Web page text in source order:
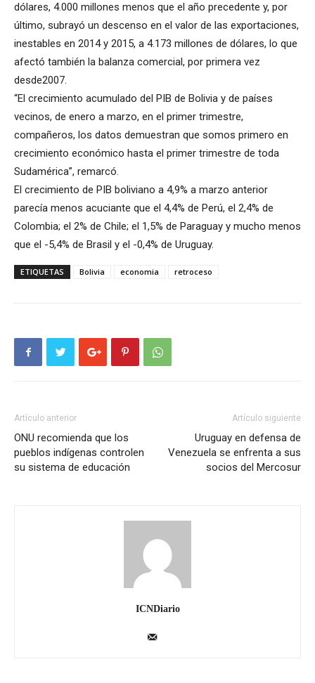
dólares, 4.000 millones menos que el año precedente y, por
último, subrayó un descenso en el valor de las exportaciones,
inestables en 2014 y 2015, a 4.173 millones de dólares, lo que
afectó también la balanza comercial, por primera vez
desde2007.
“El crecimiento acumulado del PIB de Bolivia y de países
vecinos, de enero a marzo, en el primer trimestre,
compañeros, los datos demuestran que somos primero en
crecimiento económico hasta el primer trimestre de toda
Sudamérica”, remarcó.
El crecimiento de PIB boliviano a 4,9% a marzo anterior
parecía menos acuciante que el 4,4% de Perú, el 2,4% de
Colombia; el 2% de Chile; el 1,5% de Paraguay y mucho menos
que el -5,4% de Brasil y el -0,4% de Uruguay.
ETIQUETAS Bolivia economia retroceso
Artículo anterior
ONU recomienda que los
pueblos indígenas controlen
su sistema de educación
Artículo siguiente
Uruguay en defensa de
Venezuela se enfrenta a sus
socios del Mercosur
ICNDiario